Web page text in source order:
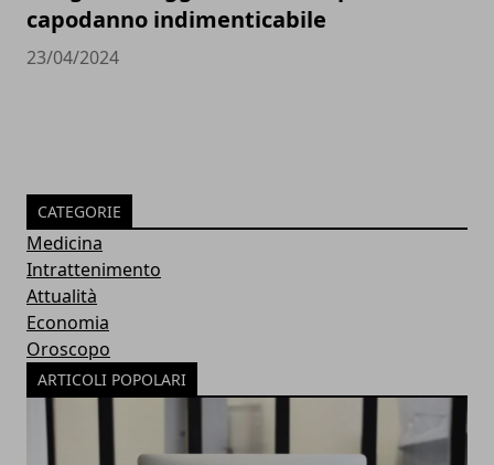
capodanno indimenticabile
23/04/2024
CATEGORIE
Medicina
Intrattenimento
Attualità
Economia
Oroscopo
ARTICOLI POPOLARI